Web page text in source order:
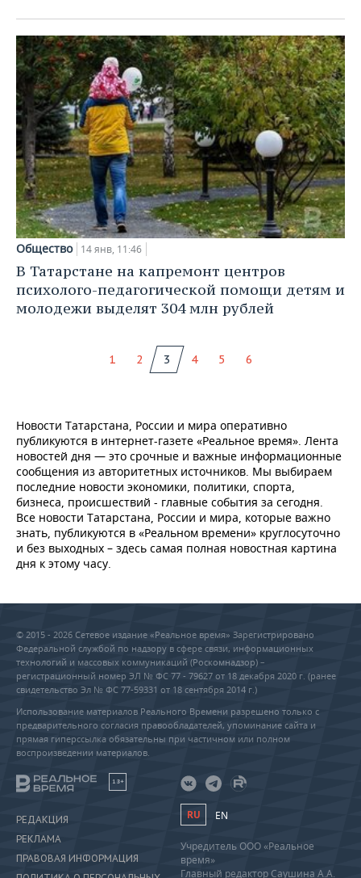
Общество 14 янв, 11:46
В Татарстане на капремонт центров
психолого-педагогической помощи детям и
молодежи выделят 304 млн рублей
1 2 3 4 5 6
Новости Татарстана, России и мира оперативно
публикуются в интернет-газете «Реальное время». Лента
новостей дня — это срочные и важные информационные
сообщения из авторитетных источников. Мы выбираем
последние новости экономики, политики, спорта,
бизнеса, происшествий - главные события за сегодня.
Все новости Татарстана, России и мира, которые важно
знать, публикуются в «Реальном времени» круглосуточно
и без выходных – здесь самая полная новостная картина
дня к этому часу.
© 2015 - 2026 Сетевое издание «Реальное время» Зарегистрировано
Федеральной службой по надзору в сфере связи, информационных
технологий и массовых коммуникаций (Роскомнадзор) –
регистрационный номер ЭЛ № ФС 77 - 79627 от 18 декабря 2020 г. (ранее
свидетельство Эл № ФС 77-59331 от 18 сентября 2014 г.)
Использование материалов Реального Времени разрешено только с
предварительного согласия правообладателей, упоминание сайта и
прямая гиперссылка обязательны при частичном или полном
воспроизведении материалов.
18+
РЕДАКЦИЯ
РЕКЛАМА
ПРАВОВАЯ ИНФОРМАЦИЯ
RU EN
Учредитель ООО «Реальное
время»
Главный редактор Саушина А.А.